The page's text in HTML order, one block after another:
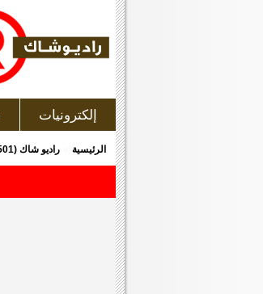
إلكترونيات
الرئيسية راديو شاك (501-274) ادابترصوت